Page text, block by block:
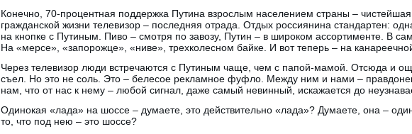
Конечно, 70-процентная поддержка Путина взрослым населением страны –
гражданской жизни телевизор – последняя отрада. Отдых россиянина стандартен:
на кнопке с Путиным. Пиво – смотря по завозу, Путин – в широком ассортименте. В
На «мерсе», «запорожце», «ниве», трехколесном байке. И вот теперь – на
Через телевизор люди встречаются с Путиным чаще, чем с папой-мамой. Отсюда и
съел. Но это не соль. Это – белесое рекламное фуфло. Между ним и нами –
нам, что от нас к нему – любой сигнал, даже самый невинный, искажается до
Одинокая «лада» на шоссе – думаете, это действительно «лада»? Думаете, она –
то, что под нею – это шоссе?